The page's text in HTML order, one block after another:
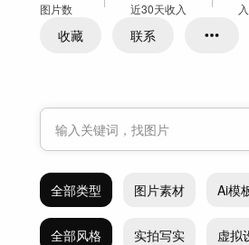
图片数 近30天收入
收藏 联系
全部类型 图片素材 Ai模
全部风格 实拍写实 虚拟